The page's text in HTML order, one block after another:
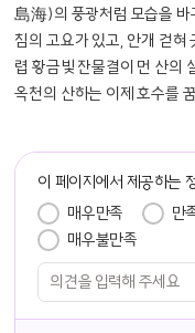
島海)의 풍광처럼 모습을 바
침의 고요가 있고, 안개 걷혀
렵 황금빛 잔물결이 먼 산의
옥천의 산하는 이제 호수를
이 페이지에서 제공하는
매우만족 만
매우불만족